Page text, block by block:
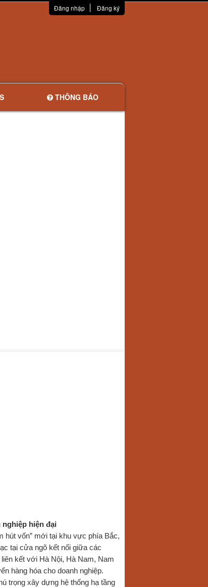
Đăng nhập Đăng ký
THÔNG BÁO
hiện đại
hút vốn” mới tại khu vực phía Bắc,
tại cửa ngõ kết nối giữa các
kết với Hà Nội, Hà Nam, Nam
hàng hóa cho doanh nghiệp.
trọng xây dựng hệ thống hạ tầng